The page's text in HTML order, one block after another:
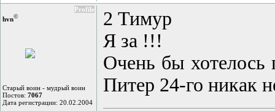
Profile
hvn©
Старый воин - мудрый воин
Постов: 7067
Дата регистрации: 20.02.2004
2 Тимур
Я за !!!
Очень бы хотелось
Питер 24-го никак